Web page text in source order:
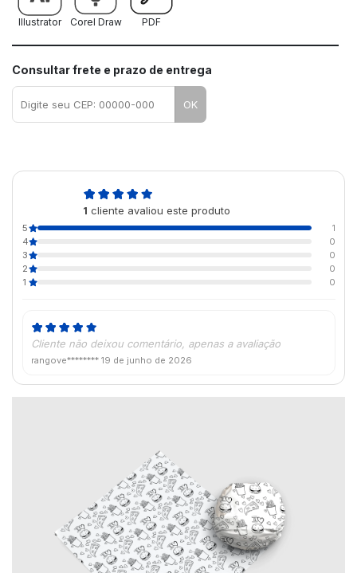
Illustrator Corel Draw PDF
Consultar frete e prazo de entrega
OK
1 cliente avaliou este produto
5
1
4
0
3
0
2
0
1
0
Cliente não deixou comentário, apenas a avaliação
rangove******** 19 de junho de 2026